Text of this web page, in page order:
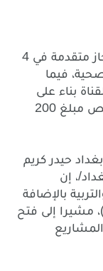
متقدمة في
فيما
بناء على
مبلغ
بغداد حيدر كريم
/، إن
بالإضافة
، مشيرا إلى فتح
المشاريع